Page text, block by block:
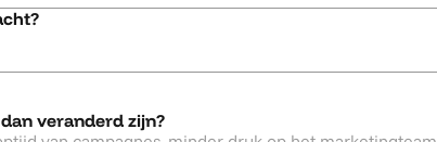
veranderd zijn?